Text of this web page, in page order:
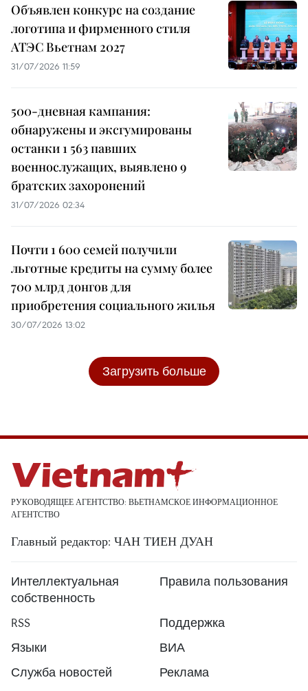
Объявлен конкурс на создание
логотипа и фирменного стиля
АТЭС Вьетнам 2027
31/07/2026 11:59
500-дневная кампания:
обнаружены и эксгумированы
останки 1 563 павших
военнослужащих, выявлено 9
братских захоронений
31/07/2026 02:34
Почти 1 600 семей получили
льготные кредиты на сумму более
700 млрд донгов для
приобретения социального жилья
30/07/2026 13:02
Загрузить больше
РУКОВОДЯЩЕЕ АГЕНТСТВО: ВЬЕТНАМСКОЕ ИНФОРМАЦИОННОЕ
АГЕНТСТВО
Главный редактор: ЧАН ТИЕН ДУАН
Интеллектуальная
собственность
Правила пользования
RSS
Поддержка
Языки
ВИА
Служба новостей
Реклама